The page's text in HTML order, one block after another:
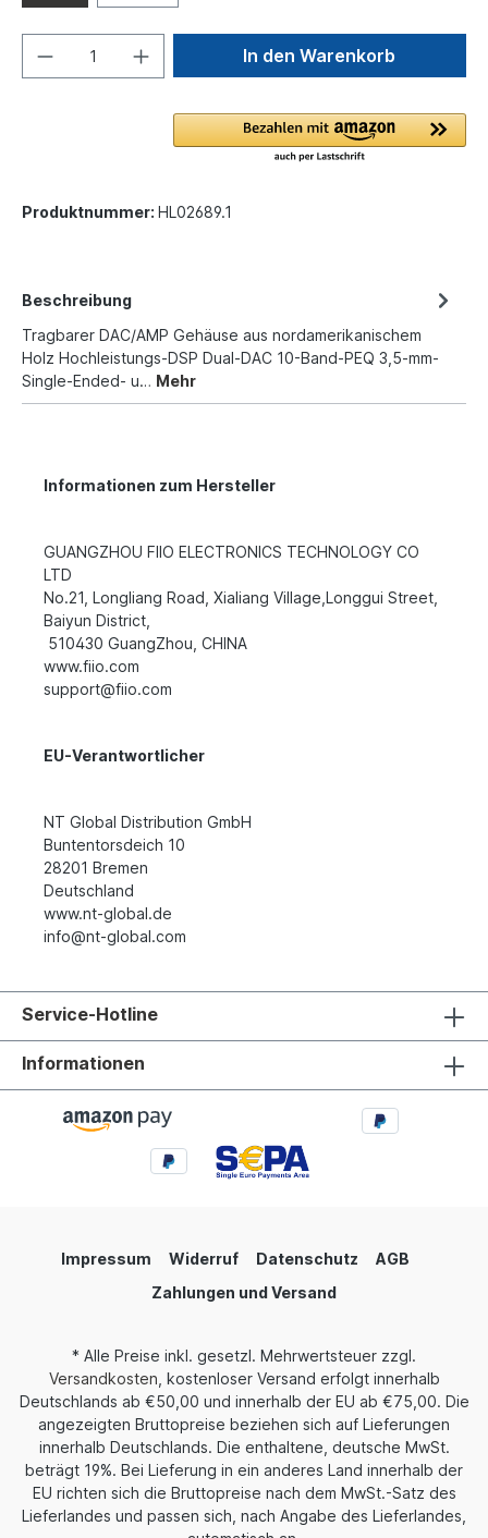
In den Warenkorb
Produktnummer: HL02689.1
Beschreibung
Tragbarer DAC/AMP Gehäuse aus nordamerikanischem
Holz Hochleistungs-DSP Dual-DAC 10-Band-PEQ 3,5-mm-
Single-Ended- u… Mehr
Informationen zum Hersteller
GUANGZHOU FIIO ELECTRONICS TECHNOLOGY CO
LTD
No.21, Longliang Road, Xialiang Village,Longgui Street,
Baiyun District,
510430 GuangZhou, CHINA
www.fiio.com
support@fiio.com
EU-Verantwortlicher
NT Global Distribution GmbH
Buntentorsdeich 10
28201 Bremen
Deutschland
www.nt-global.de
info@nt-global.com
Service-Hotline
Informationen
Impressum Widerruf Datenschutz
AGB
Zahlungen und Versand
* Alle Preise inkl. gesetzl. Mehrwertsteuer zzgl.
Versandkosten , kostenloser Versand erfolgt innerhalb
Deutschlands ab €50,00 und innerhalb der EU ab €75,00. Die
angezeigten Bruttopreise beziehen sich auf Lieferungen
innerhalb Deutschlands. Die enthaltene, deutsche MwSt.
beträgt 19%. Bei Lieferung in ein anderes Land innerhalb der
EU richten sich die Bruttopreise nach dem MwSt.-Satz des
Lieferlandes und passen sich, nach Angabe des Lieferlandes,